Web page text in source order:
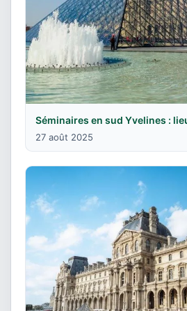
Séminaires en sud Yvelines :
27 août 2025